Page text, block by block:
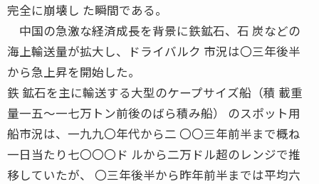
完全に崩壊し た瞬間である。
中国の急激な経済成長を背景に鉄鉱石、石 炭などの
海上輸送量が拡大し、ドライバルク 市況は〇三年後半
から急上昇を開始した。
鉄 鉱石を主に輸送する大型のケープサイズ船（積 載重
量一五〜一七万トン前後のばら積み船） のスポット用
船市況は、一九九〇年代から二 〇〇三年前半まで概ね
一日当たり七〇〇〇ド ルから二万ドル超のレンジで推
移していたが、 〇三年後半から昨年前半までは平均六